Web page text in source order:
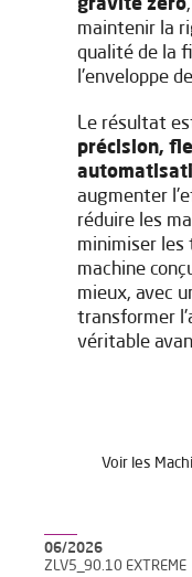
gravité zéro
maintenir la
qualité de la
l'enveloppe
Le résultat
précision,
augmenter
réduire les
minimiser les
machine
mieux, avec
transformer
véritable
Voir les
06/2026
ZLV5_90.10 EXTREME